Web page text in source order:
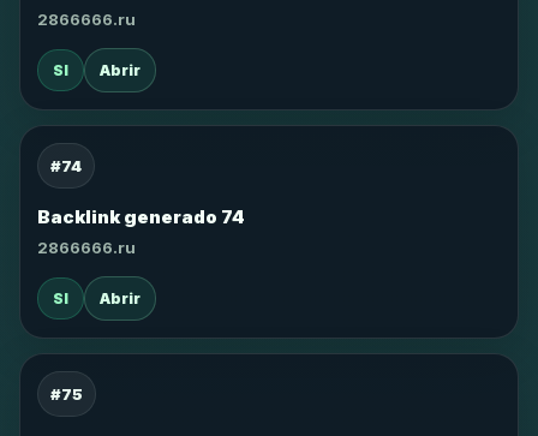
2866666.ru
SI Abrir
#74
Backlink generado 74
2866666.ru
SI Abrir
#75